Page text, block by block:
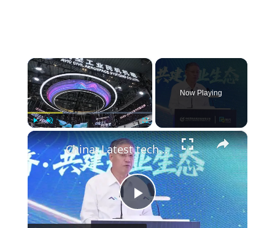
×
Play Unmute Fullscreen
Now Playing
×
Play
China: Latest technologies on eVTOLs showcased at 2026 International Advanced Air Mobility Expo.